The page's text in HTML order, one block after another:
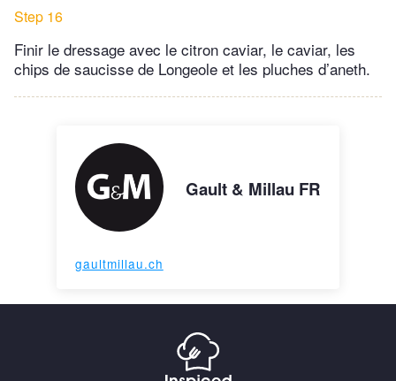
Step 16
Finir le dressage avec le citron caviar, le caviar, les
chips de saucisse de Longeole et les pluches d’aneth.
Gault & Millau FR
gaultmillau.ch